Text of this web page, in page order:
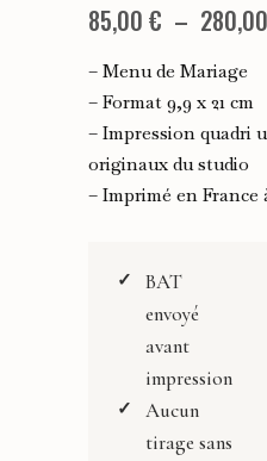
85,00 € – 280,00
– Menu de Mariage
– Format 9,9 x 21 cm
– Impression quadri
originaux du studio
– Imprimé en France
BAT
envoyé
avant
impression
Aucun
tirage sans